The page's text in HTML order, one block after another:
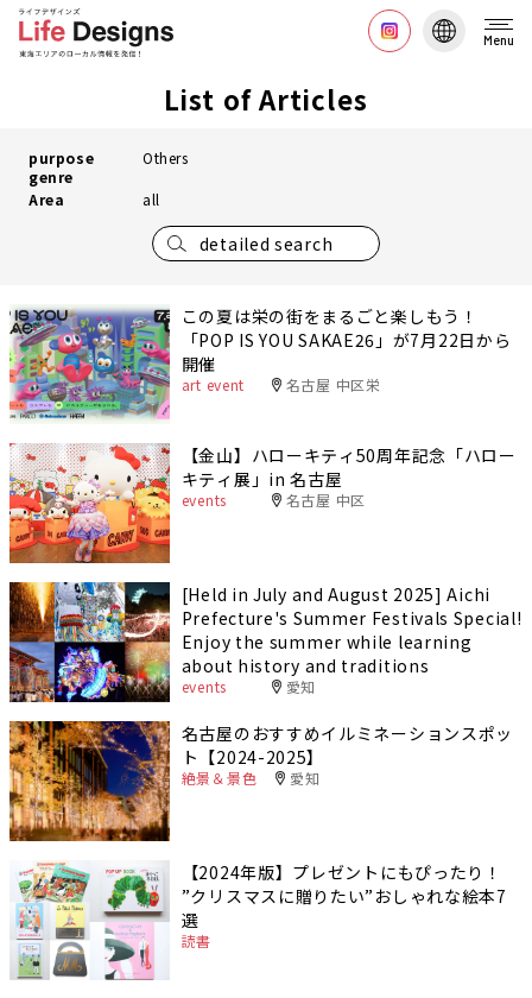
Menu
List of Articles
purpose
genre
Others
Area all
detailed search
この夏は栄の街をまるごと楽しもう！
「POP IS YOU SAKAE26」が7月22日から
開催
art event 名古屋 中区栄
【金山】ハローキティ50周年記念「ハロー
キティ展」in 名古屋
events 名古屋 中区
[Held in July and August 2025] Aichi
Prefecture's Summer Festivals Special!
Enjoy the summer while learning
about history and traditions
events 愛知
名古屋のおすすめイルミネーションスポッ
ト【2024-2025】
絶景＆景色 愛知
【2024年版】プレゼントにもぴったり！
”クリスマスに贈りたい”おしゃれな絵本7
選
読書